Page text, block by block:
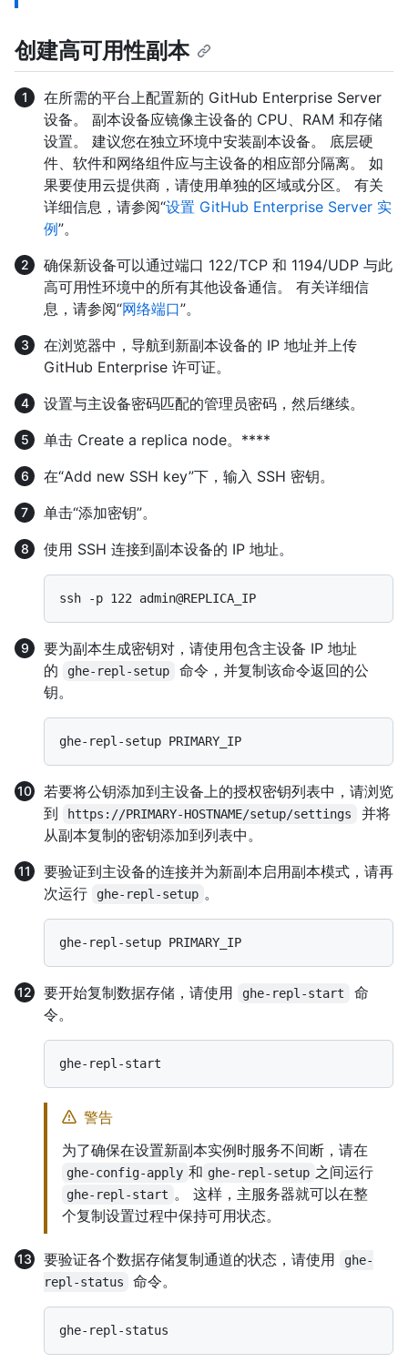
创建高可用性副本
在所需的平台上配置新的 GitHub Enterprise Server
设备。 副本设备应镜像主设备的 CPU、RAM 和存储
设置。 建议您在独立环境中安装副本设备。 底层硬
件、软件和网络组件应与主设备的相应部分隔离。 如
果要使用云提供商，请使用单独的区域或分区。 有关
详细信息，请参阅“设置 GitHub Enterprise Server 实
例”。
确保新设备可以通过端口 122/TCP 和 1194/UDP 与此
高可用性环境中的所有其他设备通信。 有关详细信
息，请参阅“网络端口”。
在浏览器中，导航到新副本设备的 IP 地址并上传
GitHub Enterprise 许可证。
设置与主设备密码匹配的管理员密码，然后继续。
单击 Create a replica node。****
在“Add new SSH key”下，输入 SSH 密钥。
单击“添加密钥”。
使用 SSH 连接到副本设备的 IP 地址。
要为副本生成密钥对，请使用包含主设备 IP 地址
的
ghe-repl-setup
命令，并复制该命令返回的公
钥。
若要将公钥添加到主设备上的授权密钥列表中，请浏览
到
https://PRIMARY-HOSTNAME/setup/settings
并将
从副本复制的密钥添加到列表中。
要验证到主设备的连接并为新副本启用副本模式，请再
次运行
ghe-repl-setup 。
要开始复制数据存储，请使用 ghe-repl-start
命
令。
警告
为了确保在设置新副本实例时服务不间断，请在
ghe-config-apply 和 ghe-repl-setup 之间运行
ghe-repl-start 。 这样，主服务器就可以在整
个复制设置过程中保持可用状态。
要验证各个数据存储复制通道的状态，请使用
ghe-
repl-status
命令。